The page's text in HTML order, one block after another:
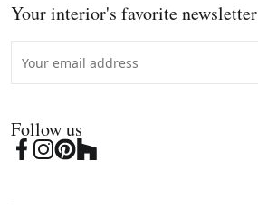
Your interior's favorite newsletter
Follow us